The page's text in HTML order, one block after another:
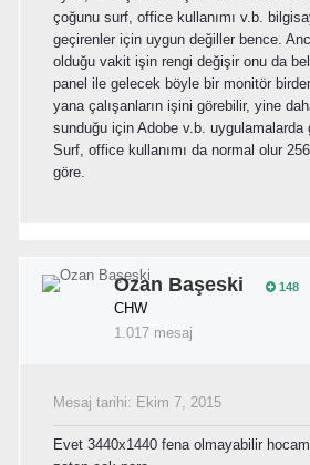
çoğunu surf, office kullanımı v.b.
geçirenler için uygun değiller bence.
olduğu vakit işin rengi değişir onu da
panel ile gelecek böyle bir monitör
yana çalışanların işini görebilir, yine
sunduğu için Adobe v.b. uygulamalarda
Surf, office kullanımı da normal olur
göre.
Ozan Başeski 148
CHW
1.017 mesaj
Mesaj tarihi: Ekim 7, 2015
Evet 3440x1440 fena olmayabilir